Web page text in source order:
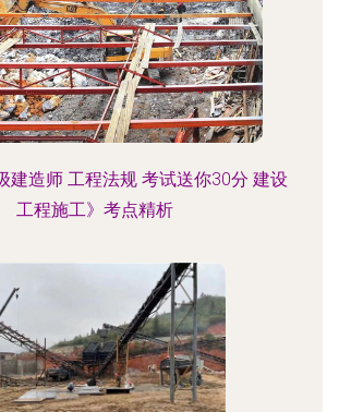
建造师 工程法规 考试送你30分 建设
工程施工》考点精析